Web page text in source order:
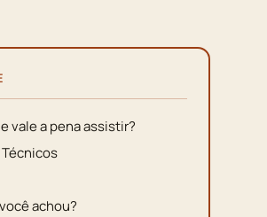
vale a pena assistir?
achou?